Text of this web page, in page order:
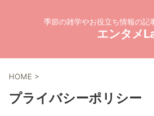
季節の雑学やお役立ち情報の記
エンタメ
HOME >
プライバシーポリシー